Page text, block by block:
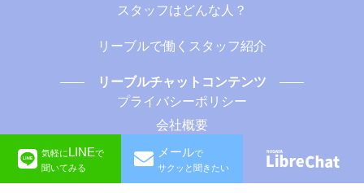
スタッフはどんな人？
リーブルで働くスタッフ紹介
リーブルチャットコンテンツ
プライバシーポリシー
会社概要
©︎LibreChat
気軽にLINEで
聞いてみる
メールで
サクッと聞きたい